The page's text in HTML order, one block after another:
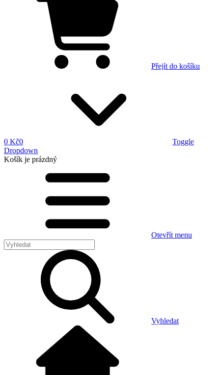
Přejít do košíku
0 Kč0
Toggle
Dropdown
Košík je prázdný
Otevřít menu
Vyhledat